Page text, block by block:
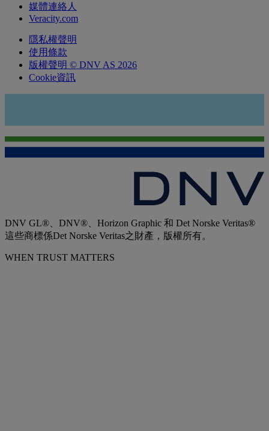
媒體連絡人
Veracity.com
隱私權聲明
使用條款
版權聲明 © DNV AS 2026
Cookie資訊
DNV GL®、DNV®、Horizon Graphic 和 Det Norske Veritas®
這些商標係Det Norske Veritas之財產，版權所有。
WHEN TRUST MATTERS